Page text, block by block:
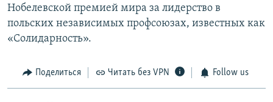
Нобелевской премией мира за лидерство в
польских независимых профсоюзах, известных как
«Солидарность».
Поделиться Читать без VPN Follow us